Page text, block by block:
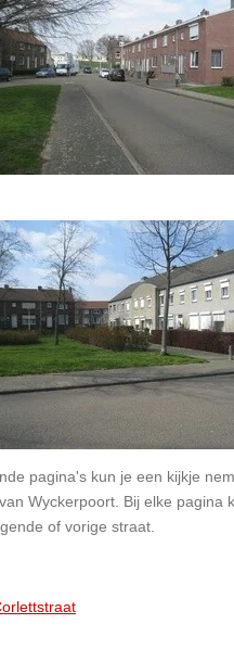
pagina's kun je een kijkje
Wyckerpoort. Bij elke pagina
of vorige straat.